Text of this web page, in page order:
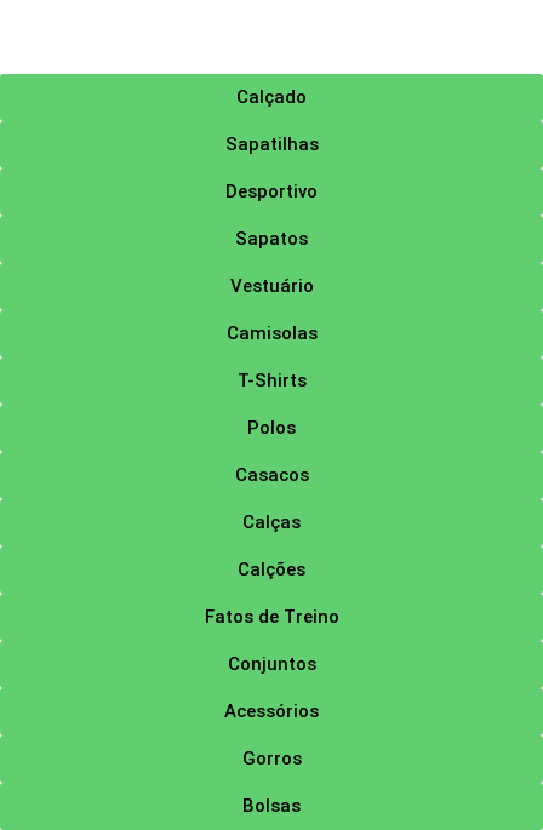
Calçado
Sapatilhas
Desportivo
Sapatos
Vestuário
Camisolas
T-Shirts
Polos
Casacos
Calças
Calções
Fatos de Treino
Conjuntos
Acessórios
Gorros
Bolsas